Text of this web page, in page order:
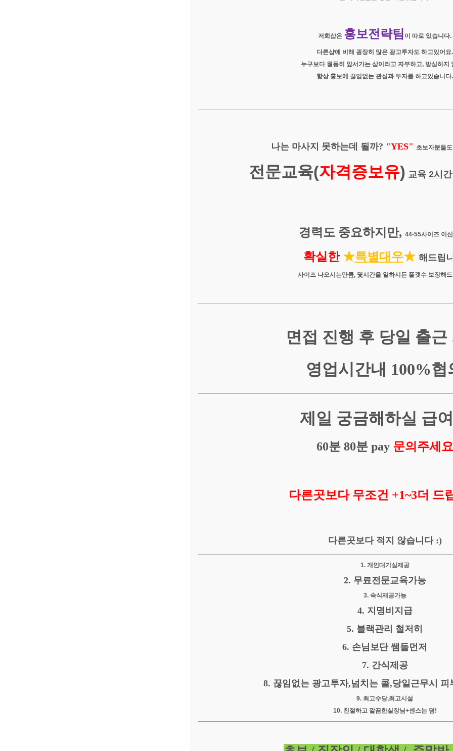
저희샵은 홍보전략팀 이 따로 있습니다.
다른샵에 비해 굉장히 많은 광고투자도 하고있어요.
누구보다 월등히 앞서가는 샵이라고 자부하고, 방심하지
항상 홍보에 끊임없는 관심과 투자를 하고있습니다.
나는 마사지 못하는데 될까? "YES" 초보자분들
전문교육(자격증보유) 교육 2시간
경력도 중요하지만, 44-55사이즈 이
확실한 ★특별대우★ 해드립
사이즈 나오시는만큼, 몇시간을 일하시든 풀갯수 보장해
면접 진행 후 당일 출근
영업시간내 100%협
제일 궁금해하실 급
60분 80분 pay 문의주세요
다른곳보다 무조건 +1~3더 드
다른곳보다 적지 않습니다 :)
1. 개인대기실제공
2. 무료전문교육가능
3. 숙식제공가능
4. 지명비지급
5. 블랙관리 철저히
6. 손님보단 쌤들먼저
7. 간식제공
8. 끊임없는 광고투자,넘치는 콜,당일근무시 피
9. 최고수당,최고시설
10. 친절하고 깔끔한실장님+센스는 덤!